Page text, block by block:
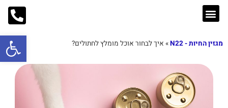
פתח מגזין החיות - N22 » איך לבחור אוכל מומלץ לחתולים?